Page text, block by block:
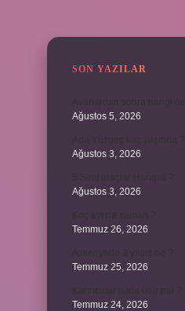
SON YAZILAR
Ağustos 5, 2026
Ağustos 3, 2026
Ağustos 3, 2026
Temmuz 26, 2026
Temmuz 25, 2026
Temmuz 24, 2026